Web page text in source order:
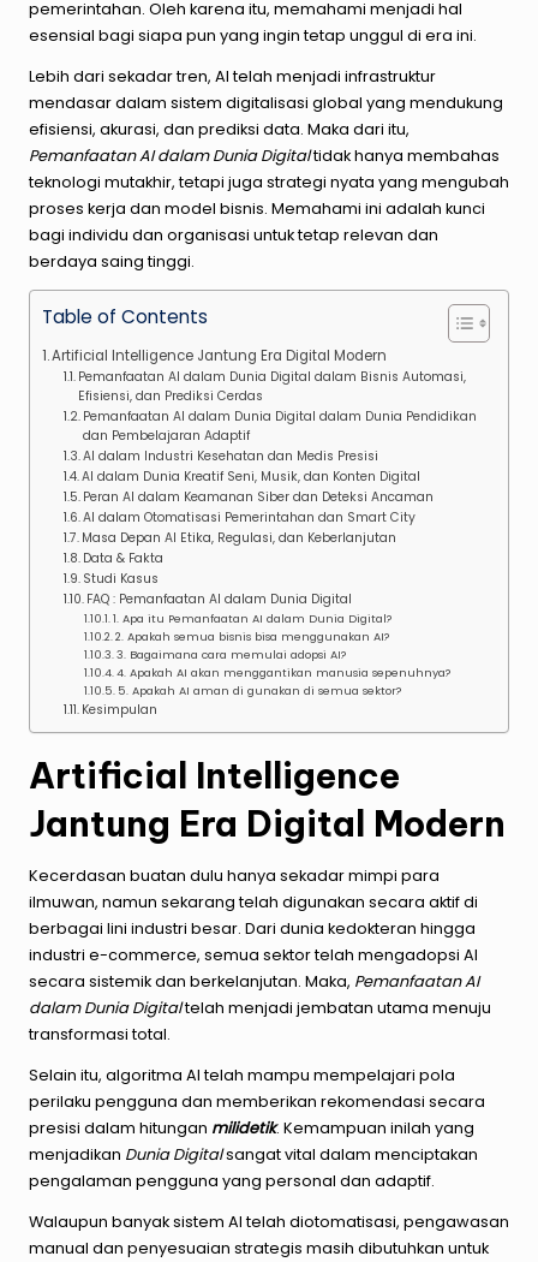
pemerintahan. Oleh karena itu, memahami menjadi hal
esensial bagi siapa pun yang ingin tetap unggul di era ini.
Lebih dari sekadar tren, AI telah menjadi infrastruktur
mendasar dalam sistem digitalisasi global yang mendukung
efisiensi, akurasi, dan prediksi data. Maka dari itu,
Pemanfaatan AI dalam Dunia Digitaltidak hanya membahas
teknologi mutakhir, tetapi juga strategi nyata yang mengubah
proses kerja dan model bisnis. Memahami ini adalah kunci
bagi individu dan organisasi untuk tetap relevan dan
berdaya saing tinggi.
Table of Contents
Artificial Intelligence Jantung Era Digital Modern
Pemanfaatan AI dalam Dunia Digital dalam Bisnis Automasi,
Efisiensi, dan Prediksi Cerdas
Pemanfaatan AI dalam Dunia Digital dalam Dunia Pendidikan
dan Pembelajaran Adaptif
AI dalam Industri Kesehatan dan Medis Presisi
AI dalam Dunia Kreatif Seni, Musik, dan Konten Digital
Peran AI dalam Keamanan Siber dan Deteksi Ancaman
AI dalam Otomatisasi Pemerintahan dan Smart City
Masa Depan AI Etika, Regulasi, dan Keberlanjutan
Data & Fakta
Studi Kasus
FAQ : Pemanfaatan AI dalam Dunia Digital
1. Apa itu Pemanfaatan AI dalam Dunia Digital?
2. Apakah semua bisnis bisa menggunakan AI?
3. Bagaimana cara memulai adopsi AI?
4. Apakah AI akan menggantikan manusia sepenuhnya?
5. Apakah AI aman di gunakan di semua sektor?
Kesimpulan
Artificial Intelligence
Jantung Era Digital Modern
Kecerdasan buatan dulu hanya sekadar mimpi para
ilmuwan, namun sekarang telah digunakan secara aktif di
berbagai lini industri besar. Dari dunia kedokteran hingga
industri e-commerce, semua sektor telah mengadopsi AI
secara sistemik dan berkelanjutan. Maka, Pemanfaatan AI
dalam Dunia Digitaltelah menjadi jembatan utama menuju
transformasi total.
Selain itu, algoritma AI telah mampu mempelajari pola
perilaku pengguna dan memberikan rekomendasi secara
presisi dalam hitungan milidetik. Kemampuan inilah yang
menjadikan Dunia Digitalsangat vital dalam menciptakan
pengalaman pengguna yang personal dan adaptif.
Walaupun banyak sistem AI telah diotomatisasi, pengawasan
manual dan penyesuaian strategis masih dibutuhkan untuk